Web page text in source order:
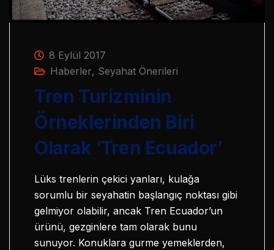
8 Eylül 2017
Haberler, Seyahat Önerileri
Tren Turizminin
Örneklerinden Biri
Olarak ‘Tren Ecuador’
Lüks trenlerin çekici yanları, kulağa
sorumlu bir seyahatin başlangıç noktası gibi
gelmiyor olabilir, ancak Tren Ecuador’un
ürünü, gezginlere tam olarak bunu
sunuyor. Konuklara gurme yemeklerden,